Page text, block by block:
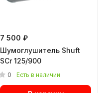
7 500 ₽
Шумоглушитель Shuft
SCr 125/900
0 Есть в наличии